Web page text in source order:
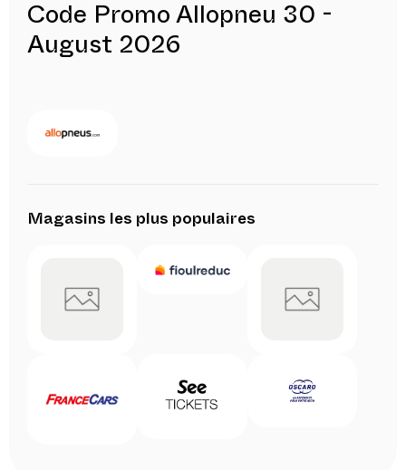
Code Promo Allopneu 30 -
August 2026
Magasins les plus populaires